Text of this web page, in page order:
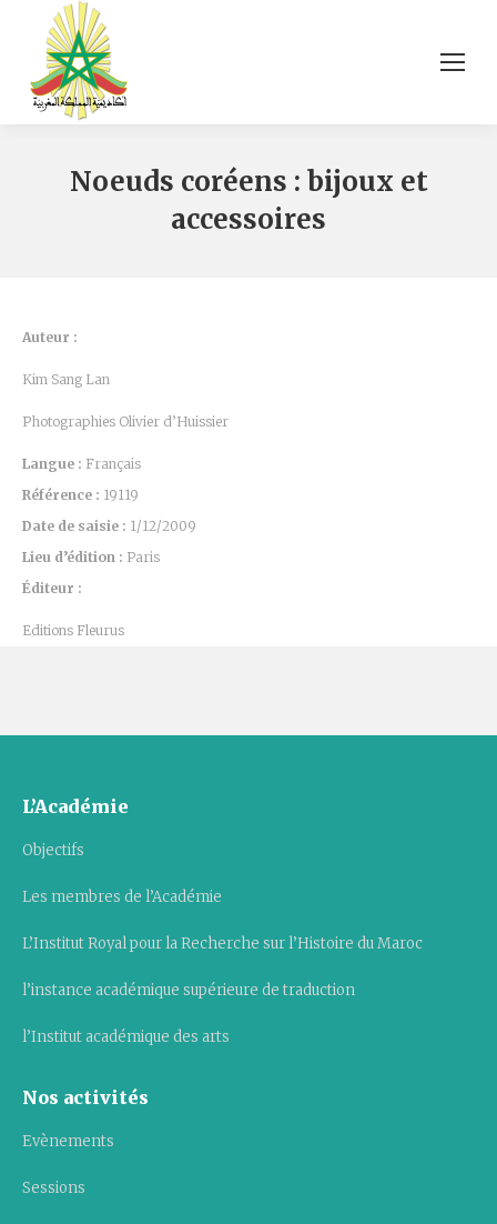
Noeuds coréens : bijoux et
accessoires
Auteur :
Kim Sang Lan
Photographies Olivier d’Huissier
Langue : Français
Référence : 19119
Date de saisie : 1/12/2009
Lieu d’édition : Paris
Éditeur :
Editions Fleurus
L’Académie
Objectifs
Les membres de l’Académie
L’Institut Royal pour la Recherche sur l’Histoire du Maroc
l’instance académique supérieure de traduction
l’Institut académique des arts
Nos activités
Evènements
Sessions